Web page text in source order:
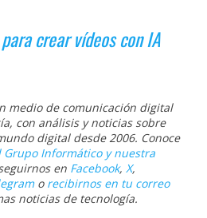
crear vídeos con IA
medio de comunicación digital
con análisis y noticias sobre
digital desde 2006. Conoce
Grupo Informático y nuestra
en Facebook, X,
o recibirnos en tu correo
noticias de tecnología.